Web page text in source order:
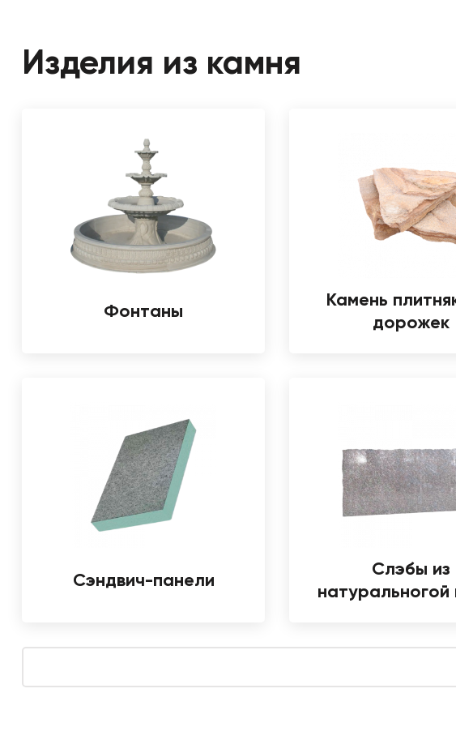
Изделия из камня
Фонтаны
Камень
дорожек
Сэндвич-панели
Слэбы из
натуральногой